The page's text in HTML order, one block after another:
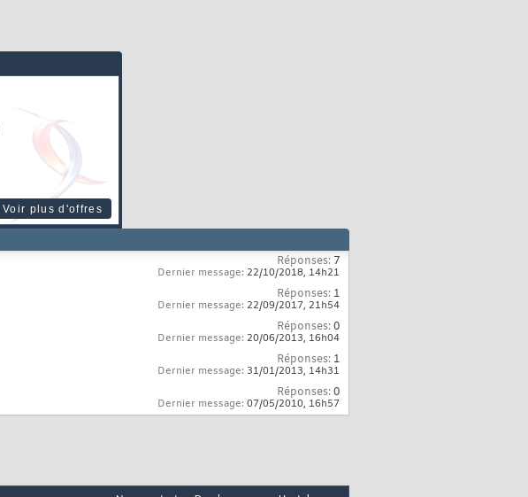
Voir plus d'offres
Réponses: 7
Dernier message: 22/10/2018, 14h21
Réponses: 1
Dernier message: 22/09/2017, 21h54
Réponses:0
Dernier message: 20/06/2013, 16h04
Réponses: 1
Dernier message: 31/01/2013, 14h31
Réponses:0
Dernier message: 07/05/2010, 16h57